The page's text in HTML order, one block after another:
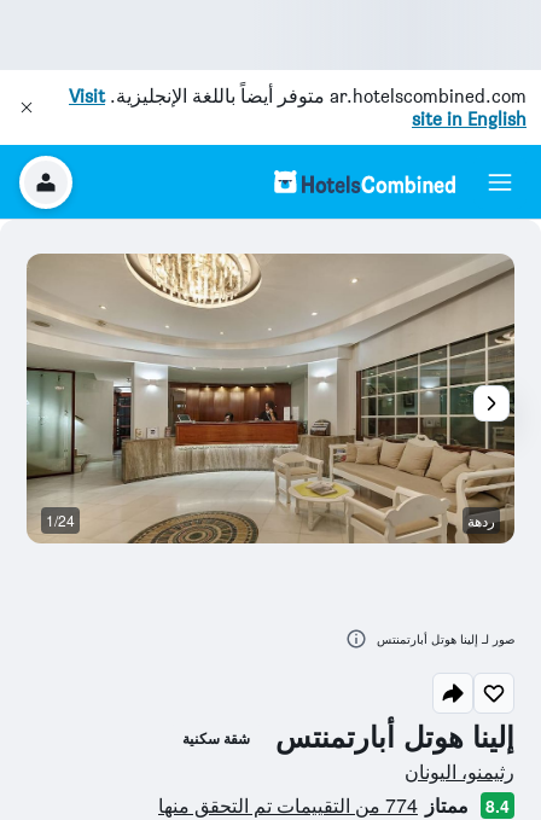
ar.hotelscombined.com متوفر أيضاً باللغة الإنجليزية.Visit
site in English
إلينا هوتل أبارتمنتس شقة سكنية
تقييم فئة 0
رثيمنو، اليونان
8.4 ممتاز 774 من التقييمات تم التحقق منها
ردهة 1/24
صور لـ إلينا هوتل أبارتمنتس